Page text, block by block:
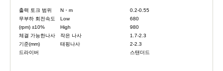
출력 토크 범위
N・m
무부하 회전속도
(rpm) ±10%
Low
High
체결 가능한나사
기준(mm)
작은 나사
태핑나사
드라이버
0.2-0.55
680
980
1.7-2.3
2-2.3
스탠더드